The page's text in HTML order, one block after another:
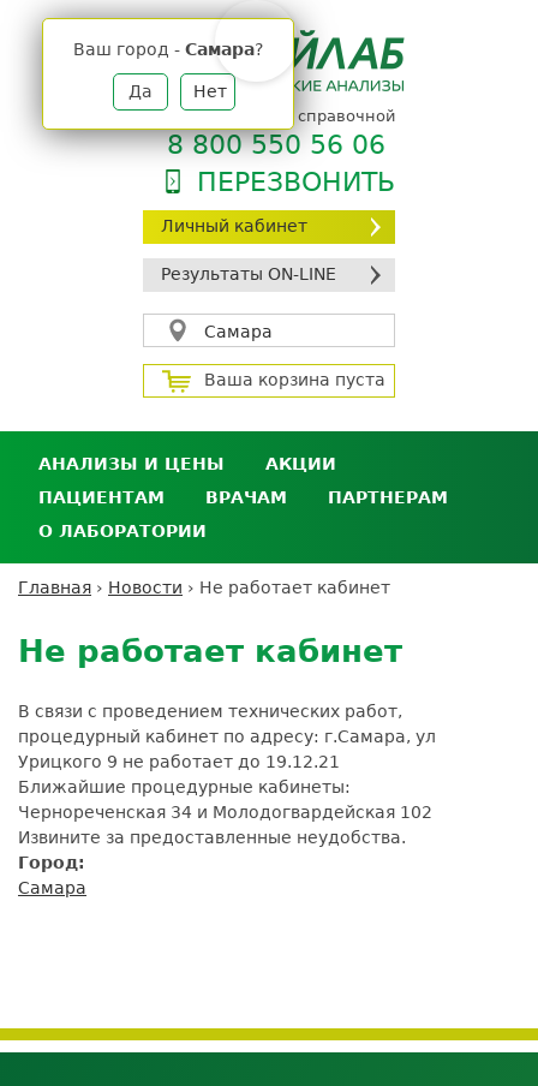
Личный кабинет
Результаты ON-LINE
Самара
Ваш город - Самара?
Да Нет
Ваша корзина пуста
телефон единой справочной
8 800 550 56 06
ПЕРЕЗВОНИТЬ
АНАЛИЗЫ И ЦЕНЫ
Анализы и цены
Где сдать анализы
Выезд на дом
Расшифровка анализов
АКЦИИ
ПАЦИЕНТАМ
Личный кабинет пациента
Дисконтная программа
Обратная связь
безопасности пациентов
Налоговый вычет
ВРАЧАМ
Сотрудничество
лабораторию
ПАРТНЕРАМ
кабинет
партнёра
Экскурсия в
О ЛАБОРАТОРИИ
Вакансии
здесь
Главная › Новости › Не работает кабинет
to
top
Не работает кабинет
В связи с проведением технических работ,
процедурный кабинет по адресу: г.Самара, ул
Урицкого 9 не работает до 19.12.21
Ближайшие процедурные кабинеты:
Чернореченская 34 и Молодогвардейская 102
Извините за предоставленные неудобства.
Город:
Самара